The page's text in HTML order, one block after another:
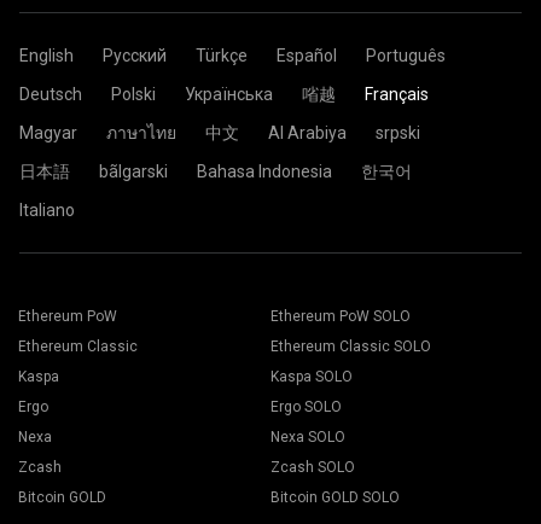
English Русский Türkçe Español
Português
Deutsch
Polski Українська 㗂越
Français
Magyar
ภาษาไทย 中文 Al Arabiya
srpski
日本語
bãlgarski Bahasa Indonesia
한국어
Italiano
Ethereum PoW
Ethereum Classic
Kaspa
Ergo
Nexa
Zcash
Bitcoin GOLD
Ethereum PoW SOLO
Ethereum Classic SOLO
Kaspa SOLO
Ergo SOLO
Nexa SOLO
Zcash SOLO
Bitcoin GOLD SOLO